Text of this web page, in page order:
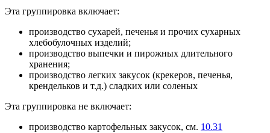
Эта группировка включает:
производство сухарей, печенья и прочих сухарных
хлебобулочных изделий;
производство выпечки и пирожных длительного
хранения;
производство легких закусок (крекеров, печенья,
крендельков и т.д.) сладких или соленых
Эта группировка не включает:
производство картофельных закусок, см. 10.31